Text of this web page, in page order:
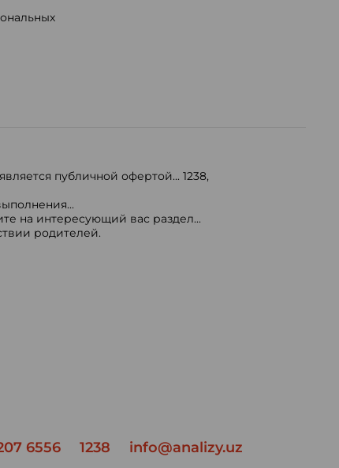
публичной офертой... 1238,
на интересующий вас раздел...
родителей.
6556 1238 info@analizy.uz